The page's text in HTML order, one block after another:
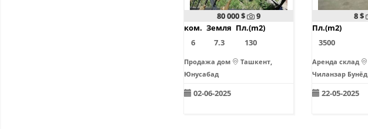
80 000 $
9
ком.
6
Земля
7.3
Пл.(m2)
130
Продажа дом
Ташкент,
Юнусабад
02-06-2025
8 $
Пл.(m2)
3500
Аренда склад
Чиланзар Бунёд
22-05-2025